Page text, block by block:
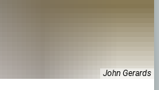
John Gerards